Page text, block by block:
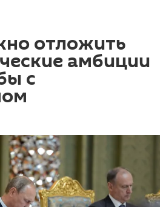
отложить
амбиции
с